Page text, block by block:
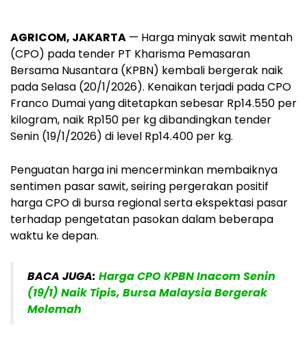
AGRICOM, JAKARTA — Harga minyak sawit mentah
(CPO) pada tender PT Kharisma Pemasaran
Bersama Nusantara (KPBN) kembali bergerak naik
pada Selasa (20/1/2026). Kenaikan terjadi pada CPO
Franco Dumai yang ditetapkan sebesar Rp14.550 per
kilogram, naik Rp150 per kg dibandingkan tender
Senin (19/1/2026) di level Rp14.400 per kg.
Penguatan harga ini mencerminkan membaiknya
sentimen pasar sawit, seiring pergerakan positif
harga CPO di bursa regional serta ekspektasi pasar
terhadap pengetatan pasokan dalam beberapa
waktu ke depan.
BACA JUGA: Harga CPO KPBN Inacom Senin
(19/1) Naik Tipis, Bursa Malaysia Bergerak
Melemah